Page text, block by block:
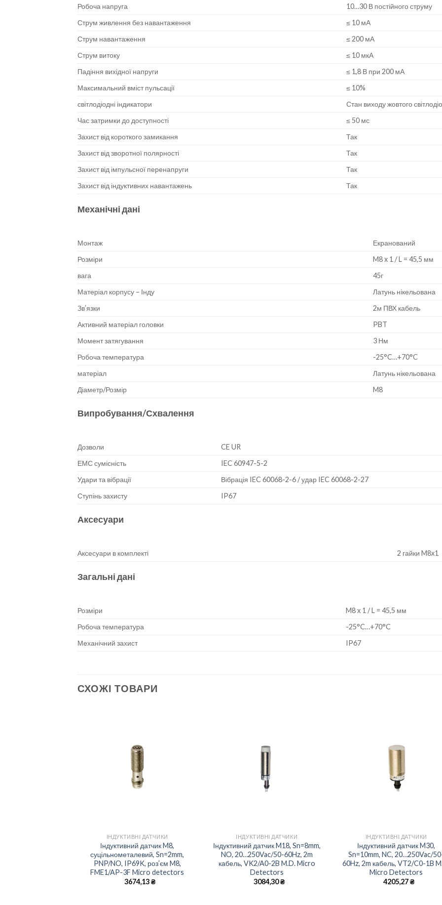
Робоча напруга
10…30 В постійного струму
Струм живлення без навантаження
≤ 10 мА
Струм навантаження
≤ 200 мА
Струм витоку
≤ 10 мкА
Падіння вихідної напруги
≤ 1,8 В при 200 мА
Максимальний вміст пульсації
≤ 10%
світлодіодні індикатори
Стан виходу жовтого
Час затримки до доступності
≤ 50 мс
Захист від короткого замикання
Так
Захист від зворотної полярності
Так
Захист від імпульсної перенапруги
Так
Захист від індуктивних навантажень
Так
Механічні дані
Монтаж
Екранований
Розміри
M8 x 1 / L = 45,5 мм
вага
45г
Матеріал корпусу – Інду
Латунь нікельована
Зв’язки
2м ПВХ кабель
Активний матеріал головки
PBT
Момент затягування
3 Нм
Робоча температура
-25°C…+70°C
матеріал
Латунь нікельована
Діаметр/Розмір
M8
Випробування/Схвалення
Дозволи
CE UR
ЕМС сумісність
IEC 60947-5-2
Удари та вібрації
Вібрація IEC 60068-2-6 / удар IEC 60068-2-27
Ступінь захисту
IP67
Аксесуари
Аксесуари в комплекті 2 гайки M8x1
Загальні дані
Розміри
M8 x 1 / L = 45,5 мм
Робоча температура
-25°C…+70°C
Механічний захист
IP67
СХОЖІ ТОВАРИ
ІНДУКТИВНІ ДАТЧИКИ
Індуктивний датчик M8,
суцільнометалевий, Sn=2mm,
PNP/NO, IP69K, роз’єм M8,
FME1/AP-3F Micro detectors
3674,13₴
ІНДУКТИВНІ ДАТЧИКИ
Індуктивний датчик M18, Sn=8mm,
NO, 20…250Vac/50-60Hz, 2m
кабель, VK2/A0-2B M.D. Micro
Detectors
3084,30₴
ІНДУКТИВНІ ДАТЧИКИ
Індуктивний датчик M30,
Sn=10mm, NC, 20…250Vac/
60Hz, 2m кабель, VT2/C0-1B
Micro Detectors
4205,27₴